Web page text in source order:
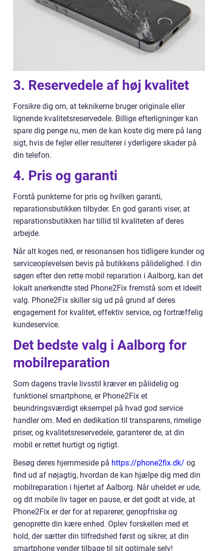
3. Reservedele af høj kvalitet
Forsikre dig om, at teknikerne bruger originale eller
lignende kvalitetsreservedele. Billige efterligninger kan
spare dig penge nu, men de kan koste dig mere på lang
sigt, hvis de fejler eller resulterer i yderligere skader på
din telefon.
4. Pris og garanti
Forstå punkterne for pris og hvilken garanti,
reparationsbutikken tilbyder. En god garanti viser, at
reparationsbutikken har tillid til kvaliteten af deres
arbejde.
Når alt koges ned, er resonansen hos tidligere kunder og
serviceoplevelsen bevis på butikkens pålidelighed. I din
søgen efter den rette mobil reparation i Aalborg, kan det
lokalt anerkendte sted Phone2Fix fremstå som et ideelt
valg. Phone2Fix skiller sig ud på grund af deres
engagement for kvalitet, effektiv service, og fortræffelig
kundeservice.
Det bedste valg i Aalborg for
mobilreparation
Som dagens travle livsstil kræver en pålidelig og
funktionel smartphone, er Phone2Fix et
beundringsværdigt eksempel på hvad god service
handler om. Med en dedikation til transparens, rimelige
priser, og kvalitetsreservedele, garanterer de, at din
mobil er rettet hurtigt og rigtigt.
Besøg deres hjemmeside på https://phone2fix.dk/ og
find ud af nøjagtig, hvordan de kan hjælpe dig med din
mobilreparation i hjertet af Aalborg. Når uheldet er ude,
og dit mobile liv tager en pause, er det godt at vide, at
Phone2Fix er der for at reparerer, genopfriske og
genoprette din kære enhed. Oplev forskellen med et
hold, der sætter din tilfredshed først og sikrer, at din
smartphone vender tilbage til sit optimale selv!